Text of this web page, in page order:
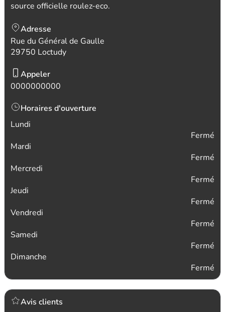
source officielle roulez-eco.
Adresse
Rue du Général de Gaulle
29750 Loctudy
Appeler
0000000000
Horaires d'ouverture
Lundi
Fermé
Mardi
Fermé
Mercredi
Fermé
Jeudi
Fermé
Vendredi
Fermé
Samedi
Fermé
Dimanche
Fermé
Avis clients